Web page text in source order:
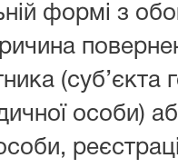
формі з
(суб’єкта
особи)